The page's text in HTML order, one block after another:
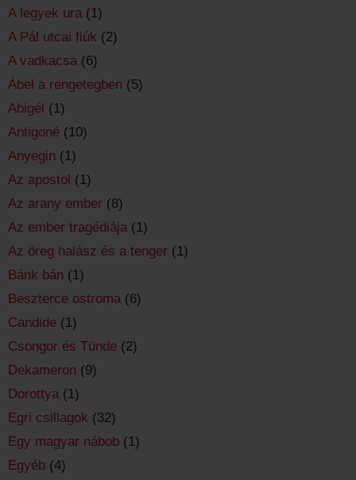
A legyek ura (1)
A Pál utcai fiúk (2)
A vadkacsa (6)
Ábel a rengetegben (5)
Abigél (1)
Antigoné (10)
Anyegin (1)
Az apostol (1)
Az arany ember (8)
Az ember tragédiája (1)
Az öreg halász és a tenger (1)
Bánk bán (1)
Beszterce ostroma (6)
Candide (1)
Csongor és Tünde (2)
Dekameron (9)
Dorottya (1)
Egri csillagok (32)
Egy magyar nábob (1)
Egyéb (4)